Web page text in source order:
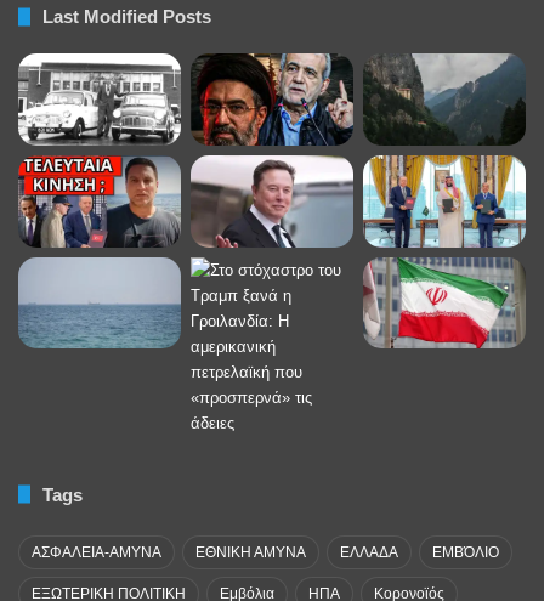
Last Modified Posts
Tags
ΑΣΦΑΛΕΙΑ-ΑΜΥΝΑ ΕΘΝΙΚΗ ΑΜΥΝΑ ΕΛΛΑΔΑ ΕΜΒΌΛΙΟ
ΕΞΩΤΕΡΙΚΗ ΠΟΛΙΤΙΚΗ Εμβόλια ΗΠΑ Κορονοϊός